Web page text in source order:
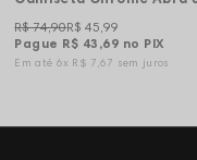
Pague R$ 43,69 no PIX
R$ 74,90R$ 45,99
6x R$ 7,67 sem juros